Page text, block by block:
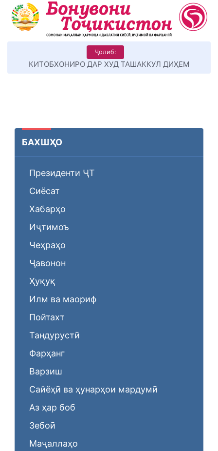
Ҷолиб:
КИТОБХОНИРО ДАР ХУД ТАШАККУЛ ДИҲЕМ
БАХШҲО
Президенти ҶТ
Сиёсат
Хабарҳо
Иҷтимоъ
Чеҳраҳо
Ҷавонон
Ҳуқуқ
Илм ва маориф
Пойтахт
Тандурустӣ
Фарҳанг
Варзиш
Сайёҳӣ ва ҳунарҳои мардумӣ
Аз ҳар боб
Зебоӣ
Маҷаллаҳо